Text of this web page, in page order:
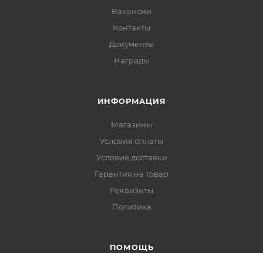
Вакансии
Контакты
Документы
Награды
ИНФОРМАЦИЯ
Магазины
Условия оплаты
Условия доставки
Гарантия на товар
Реквизиты
Политика
ПОМОЩЬ